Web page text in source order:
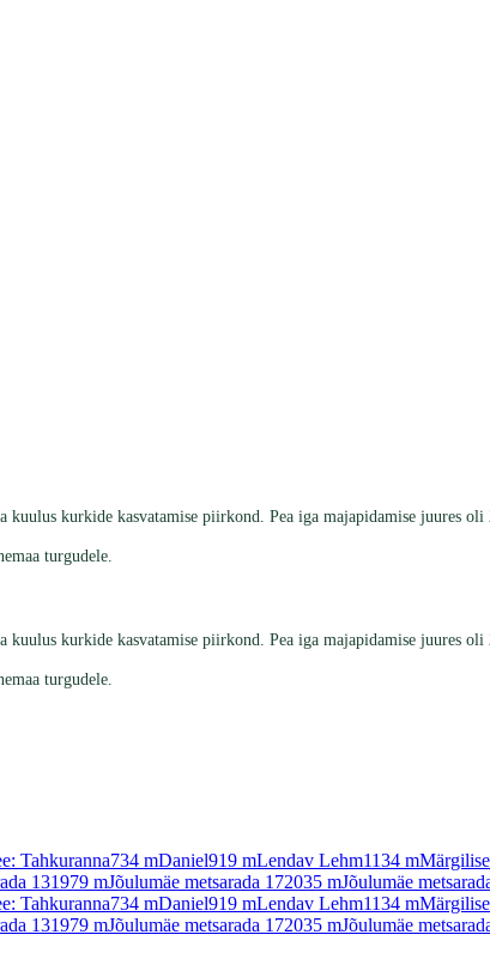
kurkide kasvatamise piirkond. Pea iga majapidamise juures
turgudele.
kurkide kasvatamise piirkond. Pea iga majapidamise juures
turgudele.
Tahkuranna734 mDaniel919 mLendav Lehm1134 m
131979 mJõulumäe metsarada 172035 mJõulumäe
Tahkuranna734 mDaniel919 mLendav Lehm1134 m
131979 mJõulumäe metsarada 172035 mJõulumäe